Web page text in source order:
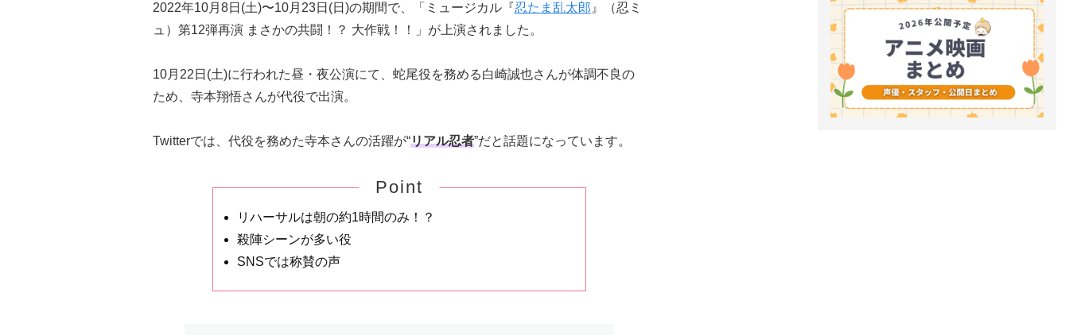
2022年10月8日(土)〜10月23日(日)の期間で、「ミュージカル『忍たま乱太郎 』（忍ミ
ュ）第12弾再演 まさかの共闘！？ 大作戦！！」が上演されました。
10月22日(土)に行われた昼・夜公演にて、蛇尾役を務める白崎誠也さんが体調不良の
ため、寺本翔悟さんが代役で出演。
Twitterでは、代役を務めた寺本さんの活躍が“リアル忍者”だと話題になっています。
Point
リハーサルは朝の約1時間のみ！？
殺陣シーンが多い役
SNSでは称賛の声